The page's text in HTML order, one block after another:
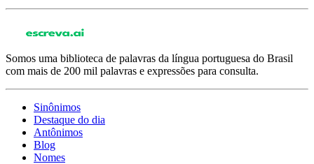
Somos uma biblioteca de palavras da língua portuguesa do Brasil
com mais de 200 mil palavras e expressões para consulta.
Sinônimos
Destaque do dia
Antônimos
Blog
Nomes